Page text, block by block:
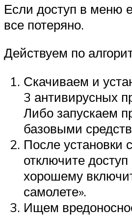
Если доступ в меню
все потеряно.
Действуем по
Скачиваем и
3 антивирусных
Либо запускаем
базовыми
После установки
отключите
хорошему
самолете».
Ищем